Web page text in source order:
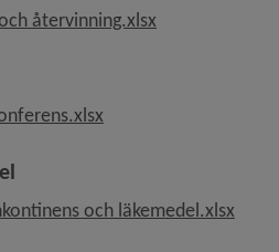
återvinning.xlsx, 16.4 kB,
, 15.4 kB, öppnas i
och läkemedel.xlsx,